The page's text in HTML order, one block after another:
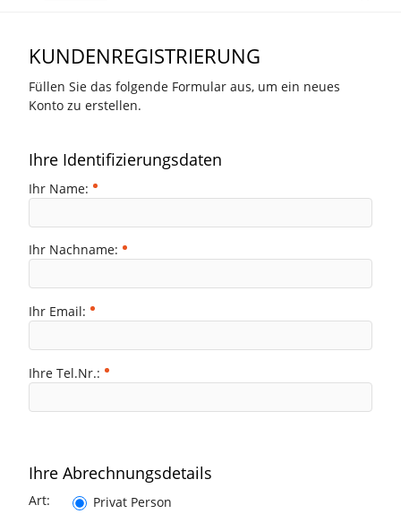
KUNDENREGISTRIERUNG
Füllen Sie das folgende Formular aus, um ein neues
Konto zu erstellen.
Ihre Identifizierungsdaten
Ihr Name:
Ihr Nachname:
Ihr Email:
Ihre Tel.Nr.:
Ihre Abrechnungsdetails
Art: Privat Person